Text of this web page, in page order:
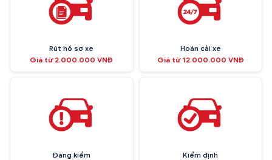
Rút hồ sơ xe
Giá từ 2.000.000 VNĐ
Hoán cải xe
Giá từ 12.000.000 VNĐ
Đăng kiểm
Kiểm định